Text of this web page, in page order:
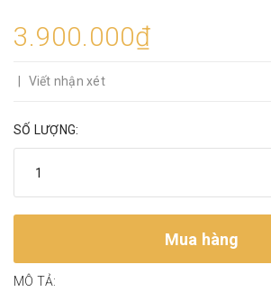
3.900.000₫
Viết nhận xét
SỐ LƯỢNG:
Mua hàng
MÔ TẢ: